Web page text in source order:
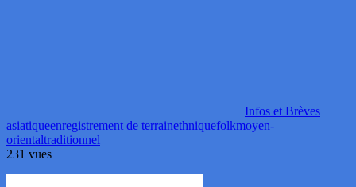
Infos et Brèves
asiatiqueenregistrement de terrainethniquefolkmoyen-
orientaltraditionnel
231 vues